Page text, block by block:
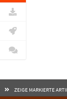
ZEIGE MARKIERTE